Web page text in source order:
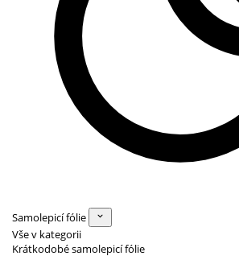
Samolepicí fólie
Vše v kategorii
Krátkodobé samolepicí fólie